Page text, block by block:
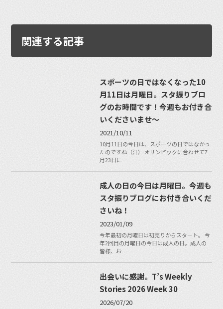
関連する記事
スポーツの日ではなくなった10
月11日は月曜日。スタ振りブロ
グのお時間です！今週もお付き合
いくださいませ〜
2021/10/11
10月11日の今日は、スポーツの日ではなかっ
たのですね（汗） オリンピックに合わせて7
月23日に…
成人の日の今日は月曜日。今週も
スタ振りブログにお付き合いくだ
さいね！
2023/01/09
今年最初の月曜日は初売りからスタート。 今
年2回目の月曜日の今日は成人の日。成人の
皆様、お…
出会いに感謝。T’s Weekly
Stories 2026 Week 30
2026/07/20